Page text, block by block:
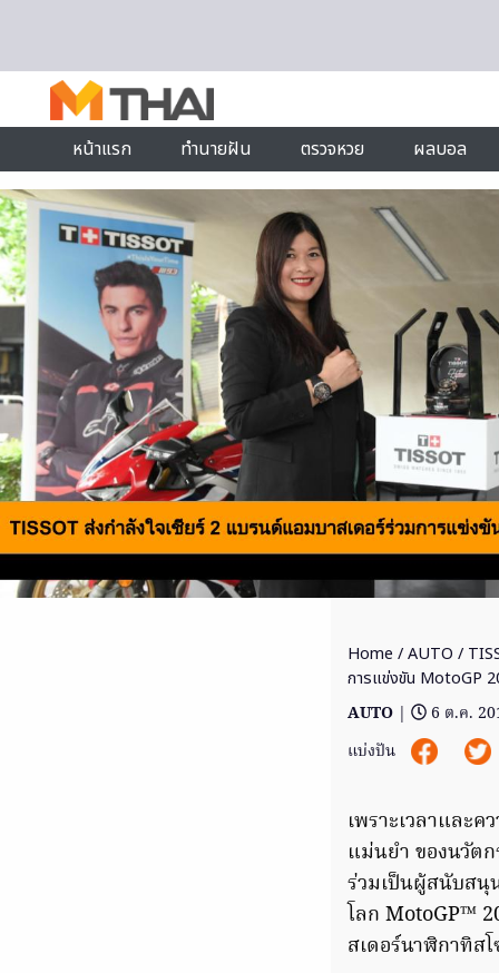
หน้าแรก
ทำนายฝัน ตรวจหวย ผลบอล
Home /AUTO /
การแข่งขัน MotoGP
AUTO |
6 ต.ค.
แบ่งปัน
เพราะเวลาและ
แม่นยำ ของนวัต
ร่วมเป็นผู้สนับสนุ
โลก MotoGP™
สเดอร์นาฬิกาทิส